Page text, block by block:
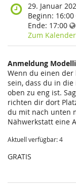
statt?
Wann
findet
diese
Veranstaltung
statt?
29. Januar
Beginn: 16:00
Ende: 17:00
Zum
Anmeldung
Wenn du einen der
sein, dass du in
oben zu eng ist.
richten dir dort
du mit nach unten
Nähwerkstatt eine
Aktuell verfügbar: 4
GRATIS